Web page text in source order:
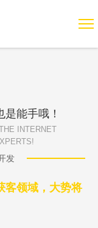
是能手哦！
INTERNET
发
客领域，大势将